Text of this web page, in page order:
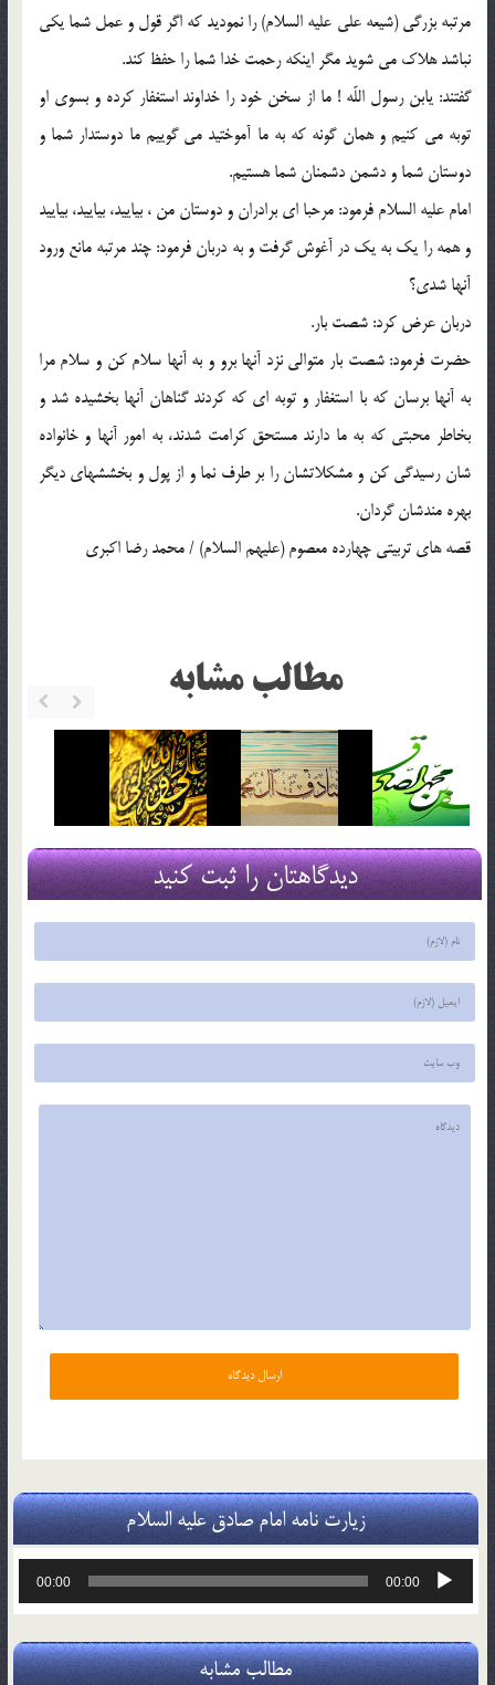
مرتبه بزرگي (شيعه علي عليه السلام) را نموديد كه اگر قول و عمل شما يكي
نباشد هلاك مي شويد مگر اينكه رحمت خدا شما را حفظ كند.
گفتند: يابن رسول اللّه ! ما از سخن خود را خداوند استغفار كرده و بسوي او
توبه مي كنيم و همان گونه كه به ما آموختيد مي گوييم ما دوستدار شما و
دوستان شما و دشمن دشمنان شما هستيم.
امام عليه السلام فرمود: مرحبا اي برادران و دوستان من ، بياييد، بياييد، بياييد
و همه را يك به يك در آغوش گرفت و به دربان فرمود: چند مرتبه مانع ورود
آنها شدي؟
دربان عرض كرد: شصت بار.
حضرت فرمود: شصت بار متوالي نزد آنها برو و به آنها سلام كن و سلام مرا
به آنها برسان كه با استغفار و توبه اي كه كردند گناهان آنها بخشيده شد و
بخاطر محبتي كه به ما دارند مستحق كرامت شدند، به امور آنها و خانواده
شان رسيدگي كن و مشكلاتشان را بر طرف نما و از پول و بخششهاي ديگر
بهره مندشان گردان.
قصه هاي تربيتي چهارده معصوم (عليهم السلام) / محمد رضا اکبري
مطالب مشابه
دیدگاهتان را ثبت کنید
زیارت نامه امام صادق علیه السلام
پخش‌کننده
00:00
00:00
مطالب مشابه